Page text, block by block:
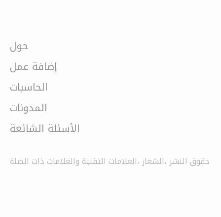
حول
إضافة عمل
الحاسبات
المدونات
الأسئلة الشائعة
حقوق النشر ،الشعار ،العلامات التقنية والعلامات ذات الصلة